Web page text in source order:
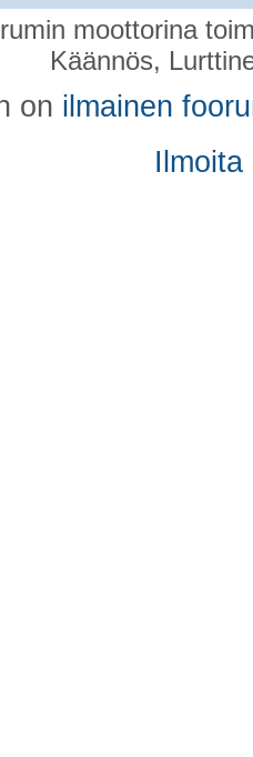
moottorina
Käännös,
on ilmainen